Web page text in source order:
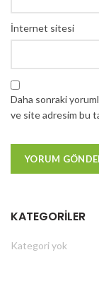
İnternet sitesi
Daha sonraki
ve site adresim bu
KATEGORILER
Kategori yok